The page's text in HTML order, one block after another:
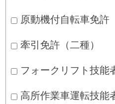
原動機付自転車免許
牽引免許（二種）
フォークリフト技能
高所作業車運転技能